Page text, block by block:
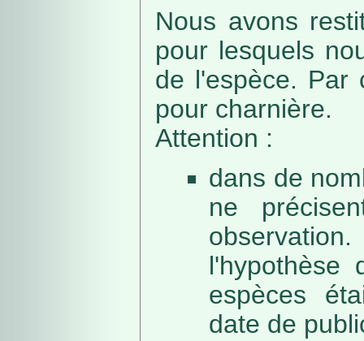
Nous avons
pour lesquels
de l'espèce. Par
pour charnière.
Attention :
dans de
ne
l'hypothèse
espèces
date de